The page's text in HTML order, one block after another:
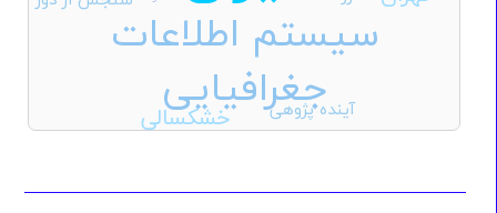
سیستم اطلاعات
جغرافیایی
خشکسالی آینده پژوهی